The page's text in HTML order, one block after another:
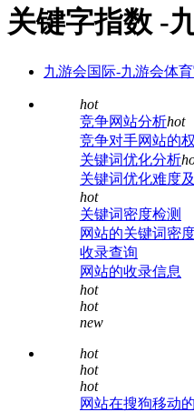
关键字指数 -
九游会国际-九游会体
hot
竞争网站分析hot
竞争对手网站的
关键词优化分析
关键词优化难度
hot
关键词密度检测
网站的关键词密
收录查询
网站的收录信息
hot
hot
new
hot
hot
hot
网站在搜狗移动